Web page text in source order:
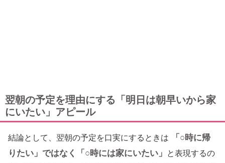
翌朝の予定を理由にする「明日は朝早いから家
にいたい」アピール
結論として、翌朝の予定を口実にするときは
「○時に帰
りたい」ではなく「○時には家にいたい」
と表現するの